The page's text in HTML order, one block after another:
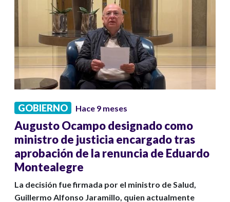
GOBIERNO Hace 9 meses
Augusto Ocampo designado como
ministro de justicia encargado tras
aprobación de la renuncia de Eduardo
Montealegre
La decisión fue firmada por el ministro de Salud,
Guillermo Alfonso Jaramillo, quien actualmente